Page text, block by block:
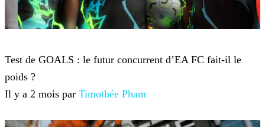
Test de GOALS : le futur concurrent d’EA FC fait-il le
poids ?
Il y a 2 mois par Timothée Pham